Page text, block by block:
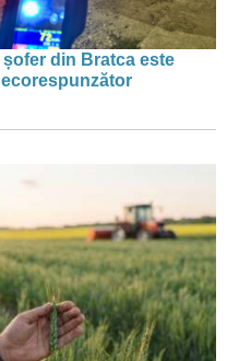
din Bratca este